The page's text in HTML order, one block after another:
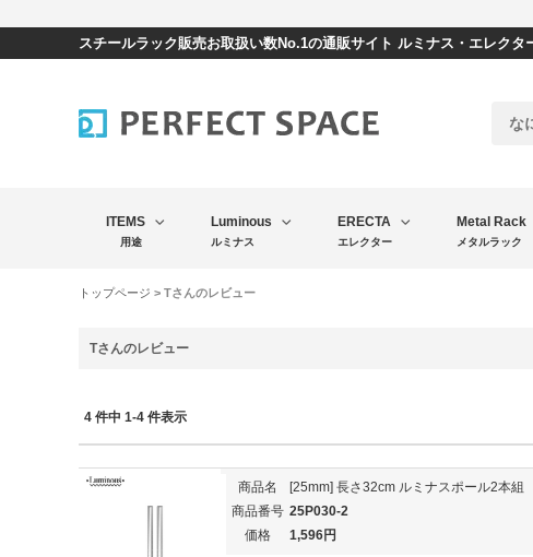
スチールラック販売お取扱い数No.1の通販サイト ルミナス・エレク
ITEMS
用途
Luminous
ルミナス
ERECTA
エレクター
Metal Rack
メタルラック
トップページ > Tさんのレビュー
Tさんのレビュー
4 件中 1-4 件表示
商品名
[25mm] 長さ32cm ルミナスポール2本組
商品番号 25P030-2
価格
1,596円